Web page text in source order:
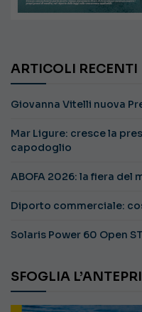
ARTICOLI RECENTI
Giovanna Vitelli nuova
Mar Ligure: cresce la
capodoglio
ABOFA 2026: la fiera del
Diporto commerciale:
Solaris Power 60 Open ST
SFOGLIA